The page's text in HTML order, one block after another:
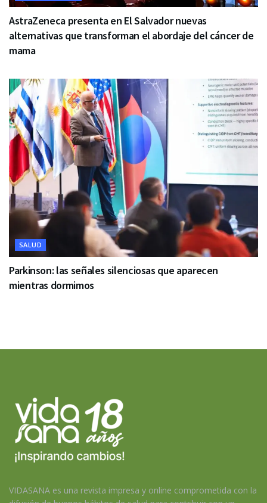
AstraZeneca presenta en El Salvador nuevas
alternativas que transforman el abordaje del cáncer de
mama
SALUD
Parkinson: las señales silenciosas que aparecen
mientras dormimos
VIDASANA es una revista impresa y online comprometida con la